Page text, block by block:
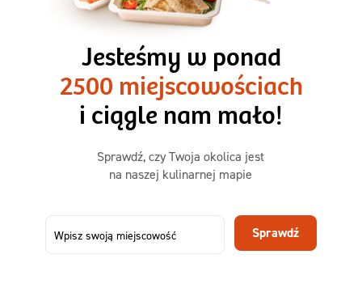
3 razy TAK
1500kcal - 2250kcal
3 sycące posiłki o większej objętości. Mniej dań,
ta sama wygoda!
50,31 zł
73,99
-32%
Menu
Jesteśmy w ponad
2500 miejscowościach
i ciągle nam mało!
Sprawdź, czy Twoja okolica jest
na naszej kulinarnej mapie
Sprawdź